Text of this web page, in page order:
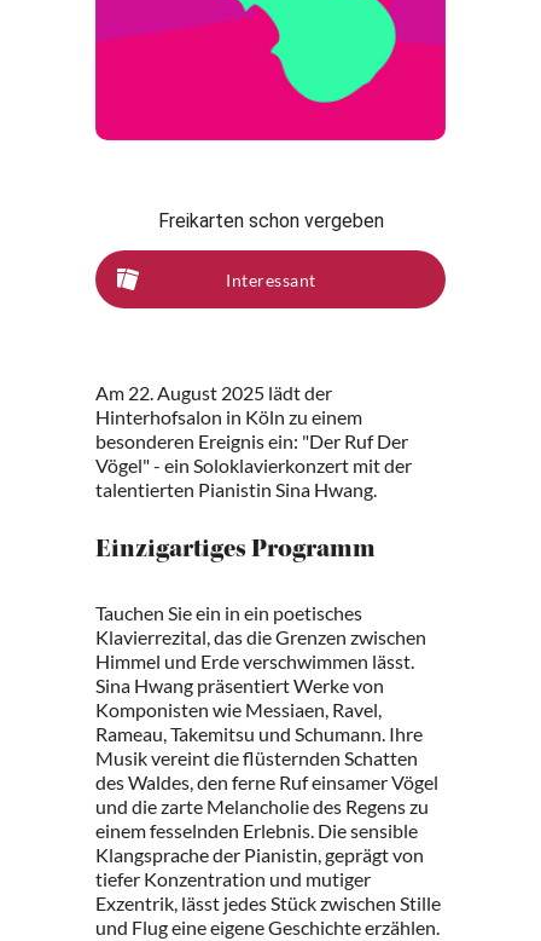
Freikarten schon vergeben
Interessant
Am 22. August 2025 lädt der
Hinterhofsalon in Köln zu einem
besonderen Ereignis ein: "Der Ruf Der
Vögel" - ein Soloklavierkonzert mit der
talentierten Pianistin Sina Hwang.
Einzigartiges Programm
Tauchen Sie ein in ein poetisches
Klavierrezital, das die Grenzen zwischen
Himmel und Erde verschwimmen lässt.
Sina Hwang präsentiert Werke von
Komponisten wie Messiaen, Ravel,
Rameau, Takemitsu und Schumann. Ihre
Musik vereint die flüsternden Schatten
des Waldes, den ferne Ruf einsamer Vögel
und die zarte Melancholie des Regens zu
einem fesselnden Erlebnis. Die sensible
Klangsprache der Pianistin, geprägt von
tiefer Konzentration und mutiger
Exzentrik, lässt jedes Stück zwischen Stille
und Flug eine eigene Geschichte erzählen.